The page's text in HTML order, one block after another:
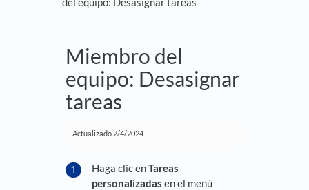
Miembro del
equipo: Desasignar
tareas
Actualizado 2/4/2024
Haga clic enTareas
personalizadas en el menú